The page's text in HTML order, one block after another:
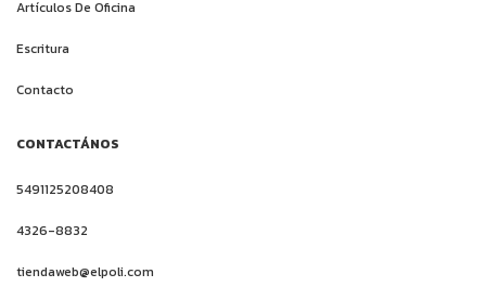
Artículos De Oficina
Escritura
Contacto
CONTACTÁNOS
5491125208408
4326-8832
tiendaweb@elpoli.com